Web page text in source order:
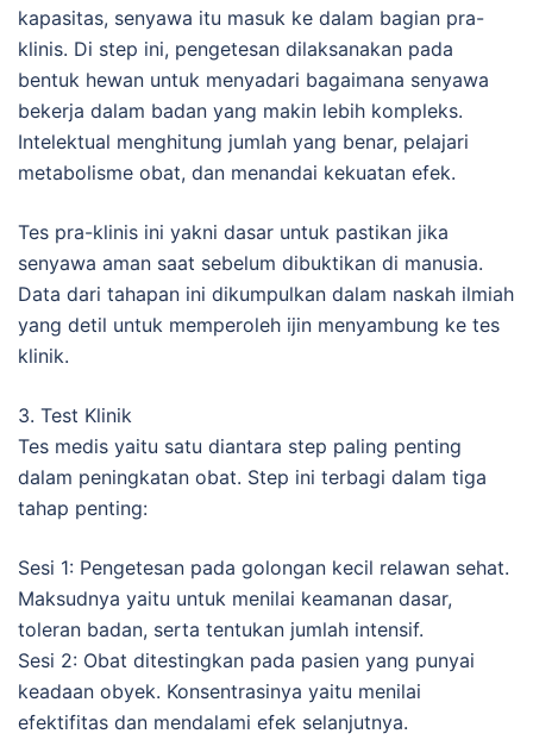
kapasitas, senyawa itu masuk ke dalam bagian pra-
klinis. Di step ini, pengetesan dilaksanakan pada
bentuk hewan untuk menyadari bagaimana senyawa
bekerja dalam badan yang makin lebih kompleks.
Intelektual menghitung jumlah yang benar, pelajari
metabolisme obat, dan menandai kekuatan efek.
Tes pra-klinis ini yakni dasar untuk pastikan jika
senyawa aman saat sebelum dibuktikan di manusia.
Data dari tahapan ini dikumpulkan dalam naskah ilmiah
yang detil untuk memperoleh ijin menyambung ke tes
klinik.
3. Test Klinik
Tes medis yaitu satu diantara step paling penting
dalam peningkatan obat. Step ini terbagi dalam tiga
tahap penting:
Sesi 1: Pengetesan pada golongan kecil relawan sehat.
Maksudnya yaitu untuk menilai keamanan dasar,
toleran badan, serta tentukan jumlah intensif.
Sesi 2: Obat ditestingkan pada pasien yang punyai
keadaan obyek. Konsentrasinya yaitu menilai
efektifitas dan mendalami efek selanjutnya.